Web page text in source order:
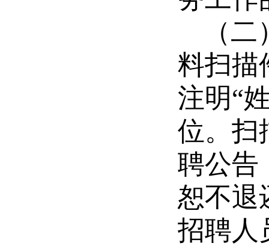
（
料扫描
注明“
位。扫
聘公告
恕不退
招聘人